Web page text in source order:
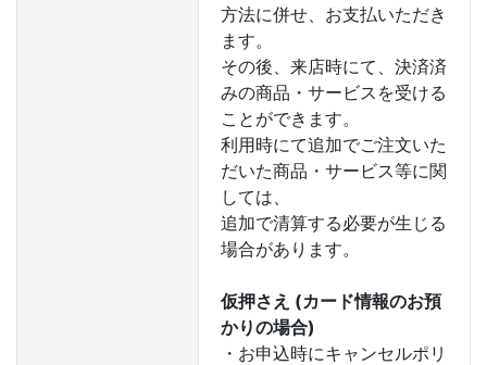
方法に併せ、お支払いただき
ます。
その後、来店時にて、決済済
みの商品・サービスを受ける
ことができます。
利用時にて追加でご注文いた
だいた商品・サービス等に関
しては、
追加で清算する必要が生じる
場合があります。
仮押さえ (カード情報のお預
かりの場合)
・お申込時にキャンセルポリ